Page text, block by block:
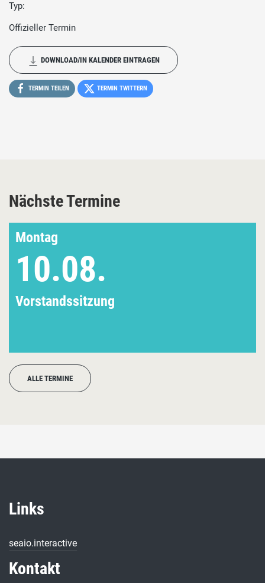
Typ:
Offizieller Termin
DOWNLOAD/IN KALENDER EINTRAGEN
TERMIN TEILEN TERMIN TWITTERN
Nächste Termine
Montag
10.08.
Vorstandssitzung
ALLE TERMINE
Links
seaio.interactive
Kontakt